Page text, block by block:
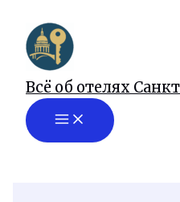
содержимому
Всё об отелях